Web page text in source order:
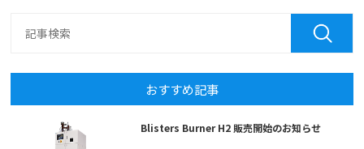
おすすめ記事
Blisters Burner H2 販売開始のお知らせ